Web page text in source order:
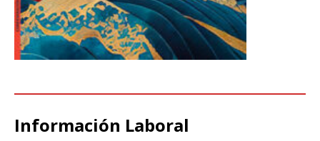
concretas, algo que desde
CGT vigilaremos para que no
se utilice como herramienta
de precarización. Otro asunto
Riesgos Laborales, que está
obligando a muchas personas
Información Laboral